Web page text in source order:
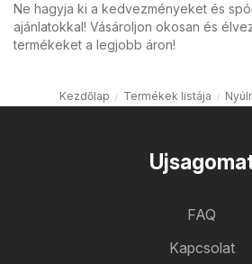
Ne hagyja ki a kedvezményeket és
ajánlatokkal! Vásároljon okosan és
termékeket a legjobb áron!
Kezdőlap Termékek listája
FAQ
Kapcsolat